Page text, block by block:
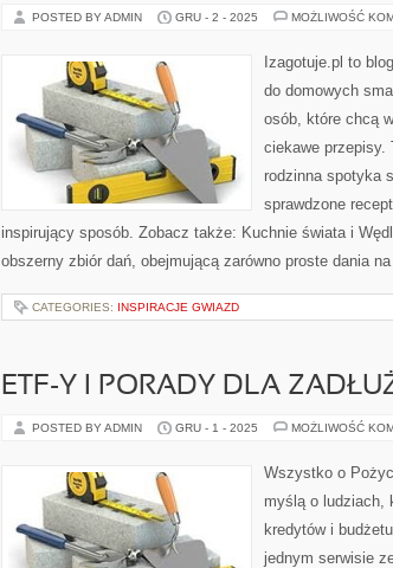
POSTED BY ADMIN GRU - 2 - 2025 MOŻLIWOŚĆ
Izagotuje.pl to
do domowych
osób, które chcą
ciekawe przepisy.
rodzinna spotyka
sprawdzone
inspirujący sposób. Zobacz także: Kuchnie świata i
obszerny zbiór dań, obejmującą zarówno proste dania
CATEGORIES: INSPIRACJE GWIAZD
ETF-Y I PORADY DLA
POSTED BY ADMIN GRU - 1 - 2025 MOŻLIWOŚĆ
Wszystko o
myślą o ludziach,
kredytów i
jednym serwisie